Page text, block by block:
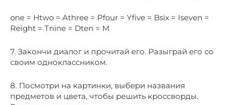
one = Htwo = Athree = Pfour = Yfive = Bsix = Iseven =
Reight = Tnine = Dten = M
7. Закончи диалог и прочитай его. Разыграй его со
своим одноклассником.
8. Посмотри на картинки, выбери названия
предметов и цвета, чтобы решить кроссворды.